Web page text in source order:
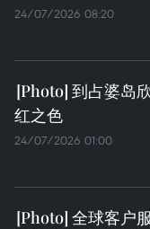
24/07/2026 08:20
到占婆岛
红之色
24/07/2026 01:00
全球客户